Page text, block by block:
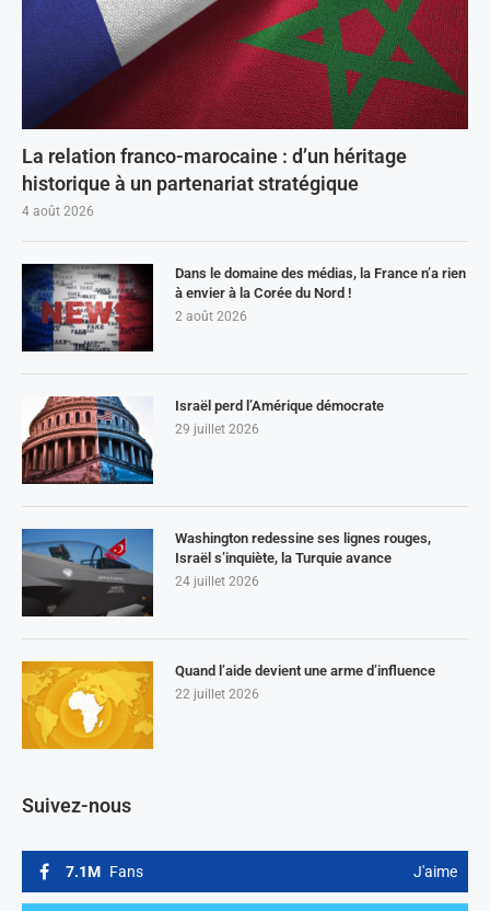
La relation franco-marocaine : d’un héritage
historique à un partenariat stratégique
4 août 2026
Dans le domaine des médias, la France n’a rien
à envier à la Corée du Nord !
2 août 2026
Israël perd l’Amérique démocrate
29 juillet 2026
Washington redessine ses lignes rouges,
Israël s’inquiète, la Turquie avance
24 juillet 2026
Quand l’aide devient une arme d’influence
22 juillet 2026
Suivez-nous
7.1M Fans J'aime